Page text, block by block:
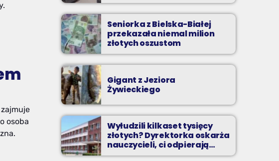
osoba
Seniorka z Bielska-Białej
przekazała niemal milion
złotych oszustom
Gigant z Jeziora
Żywieckiego
Wyłudzili kilkaset tysięcy
złotych? Dyrektorka oskarża
nauczycieli, ci odpierają
zarzuty